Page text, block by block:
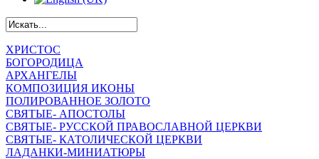
ХРИСТОС
БOГОРОДИЦА
АРХАНГЕЛЫ
КОМПОЗИЦИЯ ИКОНЫ
ПОЛИРОВАННОЕ ЗОЛОТО
СВЯТЫЕ- АПОСТОЛЫ
СВЯТЫЕ- РУССКОЙ ПРАВОСЛАВНОЙ ЦЕРКВИ
СВЯТЫЕ- КАТОЛИЧЕСКОЙ ЦЕРКВИ
ЛАДАНКИ-МИНИАТЮРЫ